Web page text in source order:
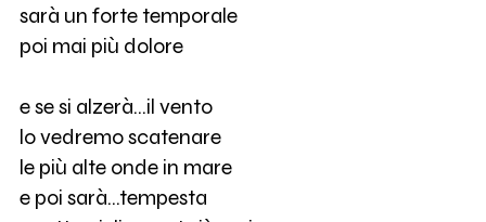
sarà un forte temporale
poi mai più dolore
e se si alzerà…il vento
lo vedremo scatenare
le più alte onde in mare
e poi sarà…tempesta